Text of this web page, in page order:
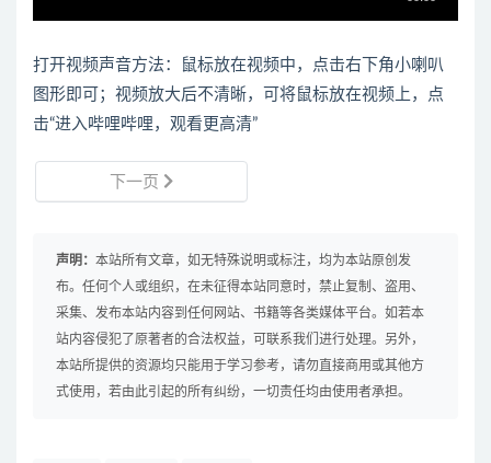
打开视频声音方法：鼠标放在视频中，点击右下角小喇叭
图形即可；视频放大后不清晰，可将鼠标放在视频上，点
击“进入哔哩哔哩，观看更高清”
下一页
声明： 本站所有文章，如无特殊说明或标注，均为本站原创发
布。任何个人或组织，在未征得本站同意时，禁止复制、盗用、
采集、发布本站内容到任何网站、书籍等各类媒体平台。如若本
站内容侵犯了原著者的合法权益，可联系我们进行处理。另外，
本站所提供的资源均只能用于学习参考，请勿直接商用或其他方
式使用，若由此引起的所有纠纷，一切责任均由使用者承担。